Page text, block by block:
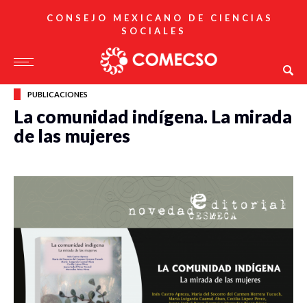
CONSEJO MEXICANO DE CIENCIAS
SOCIALES
PUBLICACIONES
La comunidad indígena. La mirada
de las mujeres